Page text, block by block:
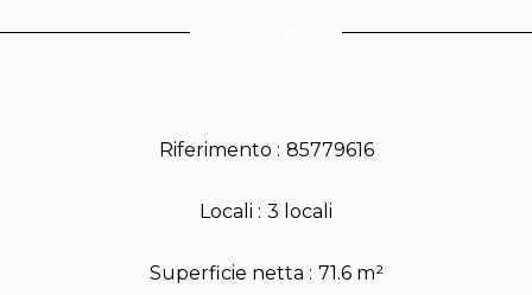
Riferimento 85779616
Locali 3 locali
Superficie netta 71.6 m²